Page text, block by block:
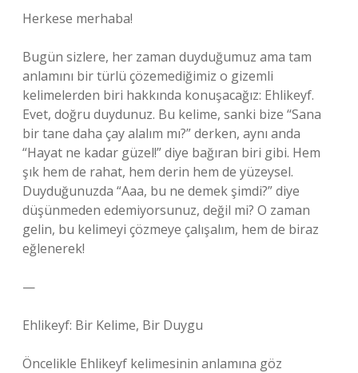
Herkese merhaba!
Bugün sizlere, her zaman duyduğumuz ama tam
anlamını bir türlü çözemediğimiz o gizemli
kelimelerden biri hakkında konuşacağız: Ehlikeyf.
Evet, doğru duydunuz. Bu kelime, sanki bize “Sana
bir tane daha çay alalım mı?” derken, aynı anda
“Hayat ne kadar güzel!” diye bağıran biri gibi. Hem
şık hem de rahat, hem derin hem de yüzeysel.
Duyduğunuzda “Aaa, bu ne demek şimdi?” diye
düşünmeden edemiyorsunuz, değil mi? O zaman
gelin, bu kelimeyi çözmeye çalışalım, hem de biraz
eğlenerek!
—
Ehlikeyf: Bir Kelime, Bir Duygu
Öncelikle Ehlikeyf kelimesinin anlamına göz